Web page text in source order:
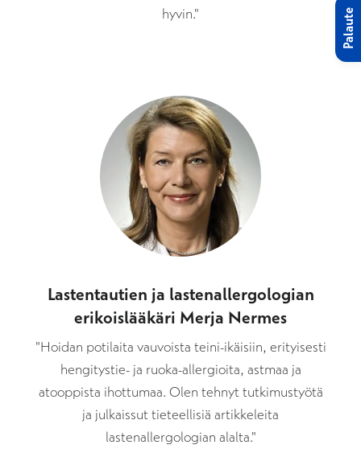
hyvin."
Lastentautien ja lastenallergologian
erikoislääkäri Merja Nermes
"Hoidan potilaita vauvoista teini-ikäisiin, erityisesti
hengitystie- ja ruoka-allergioita, astmaa ja
atooppista ihottumaa. Olen tehnyt tutkimustyötä
ja julkaissut tieteellisiä artikkeleita
lastenallergologian alalta."
Palaute